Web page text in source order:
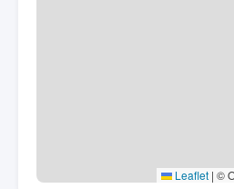
Leaflet | ©